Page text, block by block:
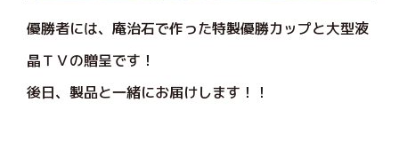
優勝者には、庵治石で作った特製優勝カップと大型液
晶ＴＶの贈呈です！
後日、製品と一緒にお届けします！！